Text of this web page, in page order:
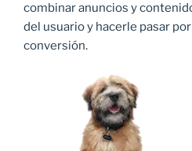
combinar anuncios y
del usuario y hacerle pasar
conversión.